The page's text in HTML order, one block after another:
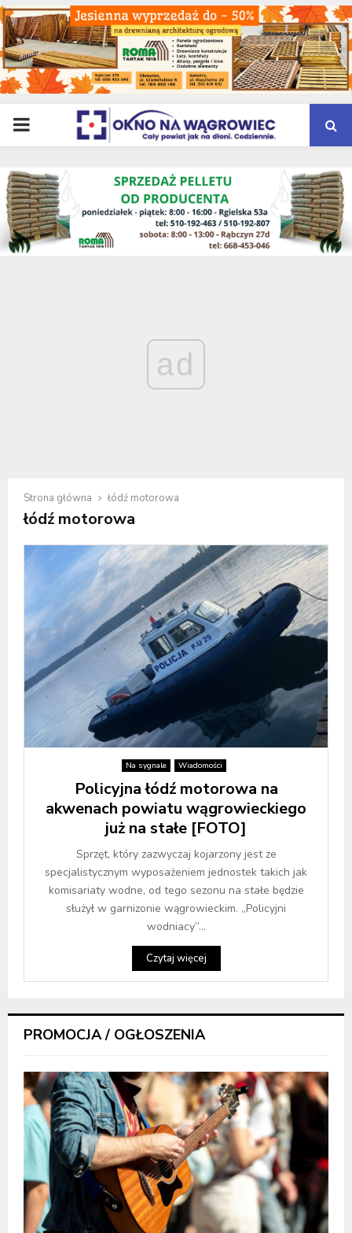
PRIMARY
MENU
ad
Strona główna łódź motorowa
łódź motorowa
Na sygnale Wiadomości
Policyjna łódź motorowa na
akwenach powiatu wągrowieckiego
już na stałe [FOTO]
Sprzęt, który zazwyczaj kojarzony jest ze
specjalistycznym wyposażeniem jednostek takich jak
komisariaty wodne, od tego sezonu na stałe będzie
służył w garnizonie wągrowieckim. „Policyjni
wodniacy”...
Czytaj więcej
PROMOCJA / OGŁOSZENIA